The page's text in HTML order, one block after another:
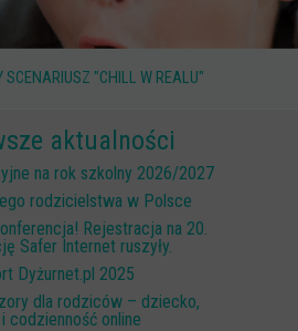
SCENARIUSZ "CHILL W REALU"
aktualności
na rok szkolny 2026/2027
rodzicielstwa w Polsce
Rejestracja na 20.
Safer Internet ruszyły.
Dyżurnet.pl 2025
dla rodziców – dziecko,
codzienność online